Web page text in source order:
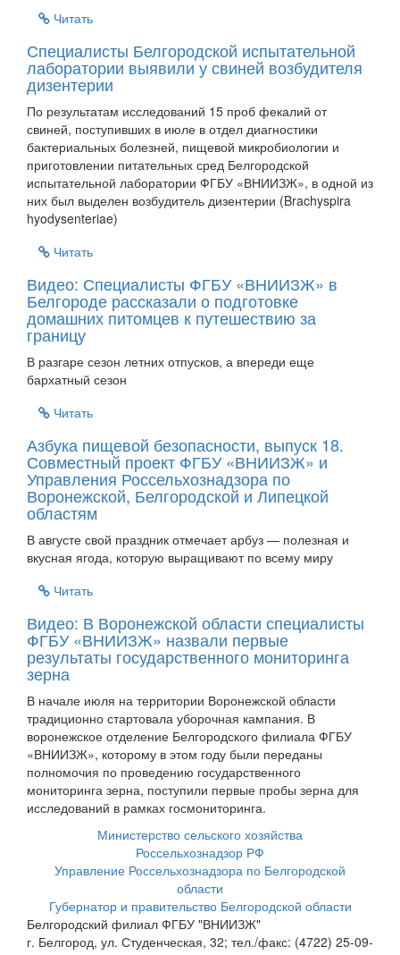
Читать
Специалисты Белгородской испытательной
лаборатории выявили у свиней возбудителя
дизентерии
По результатам исследований 15 проб фекалий от
свиней, поступивших в июле в отдел диагностики
бактериальных болезней, пищевой микробиологии и
приготовлении питательных сред Белгородской
испытательной лаборатории ФГБУ «ВНИИЗЖ», в одной из
них был выделен возбудитель дизентерии (Brachyspira
hyodysenteriae)
Читать
Видео: Специалисты ФГБУ «ВНИИЗЖ» в
Белгороде рассказали о подготовке
домашних питомцев к путешествию за
границу
В разгаре сезон летних отпусков, а впереди еще
бархатный сезон
Читать
Азбука пищевой безопасности, выпуск 18.
Совместный проект ФГБУ «ВНИИЗЖ» и
Управления Россельхознадзора по
Воронежской, Белгородской и Липецкой
областям
В августе свой праздник отмечает арбуз — полезная и
вкусная ягода, которую выращивают по всему миру
Читать
Видео: В Воронежской области специалисты
ФГБУ «ВНИИЗЖ» назвали первые
результаты государственного мониторинга
зерна
В начале июля на территории Воронежской области
традиционно стартовала уборочная кампания. В
воронежское отделение Белгородского филиала ФГБУ
«ВНИИЗЖ», которому в этом году были переданы
полномочия по проведению государственного
мониторинга зерна, поступили первые пробы зерна для
исследований в рамках госмониторинга.
Министерство сельского хозяйства
Россельхознадзор РФ
Управление Россельхознадзора по Белгородской
области
Губернатор и правительство Белгородской области
Белгородский филиал ФГБУ "ВНИИЗЖ"
г. Белгород, ул. Студенческая, 32; тел./факс: (4722) 25-09-